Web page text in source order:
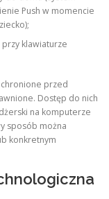
Push w momencie
klawiaturze
chronione przed
Dostęp do nich
na komputerze
sposób można
konkretnym